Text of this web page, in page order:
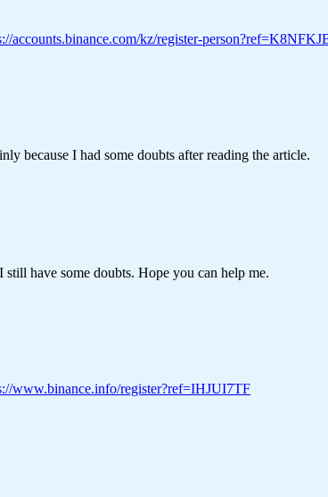
accounts.binance.com/kz/register-
because I had some doubts after reading the article.
have some doubts. Hope you can help me.
www.binance.info/register?ref=IHJUI7TF